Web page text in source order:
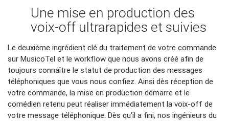
Une mise en production des
voix-off ultrarapides et suivies
Le deuxième ingrédient clé du traitement de votre commande
sur MusicoTel et le workflow que nous avons créé afin de
toujours connaître le statut de production des messages
téléphoniques que vous nous confiez. Ainsi dès réception de
votre commande, la mise en production démarre et le
comédien retenu peut réaliser immédiatement la voix-off de
votre message téléphonique. Dès qu'il a fini, nos ingénieurs du